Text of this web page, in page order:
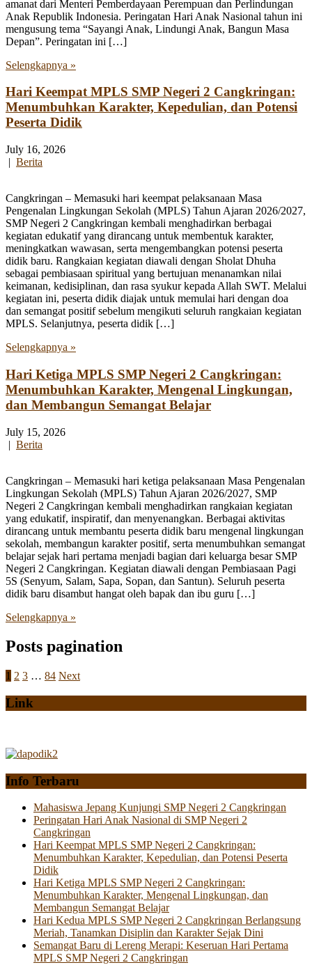
amanat dari Menteri Pemberdayaan Perempuan dan Perlindungan
Anak Republik Indonesia. Peringatan Hari Anak Nasional tahun ini
mengusung tema “Sayangi Anak, Lindungi Anak, Bangun Masa
Depan”. Peringatan ini […]
Selengkapnya »
Hari Keempat MPLS SMP Negeri 2 Cangkringan:
Menumbuhkan Karakter, Kepedulian, dan Potensi
Peserta Didik
July 16, 2026
| Berita
Cangkringan – Memasuki hari keempat pelaksanaan Masa
Pengenalan Lingkungan Sekolah (MPLS) Tahun Ajaran 2026/2027,
SMP Negeri 2 Cangkringan kembali menghadirkan berbagai
kegiatan edukatif yang dirancang untuk membentuk karakter,
meningkatkan wawasan, serta mengembangkan potensi peserta
didik baru. Rangkaian kegiatan diawali dengan Sholat Dhuha
sebagai pembiasaan spiritual yang bertujuan menanamkan nilai
keimanan, kedisiplinan, dan rasa syukur kepada Allah SWT. Melalui
kegiatan ini, peserta didik diajak untuk memulai hari dengan doa
dan semangat positif sebelum mengikuti seluruh rangkaian kegiatan
MPLS. Selanjutnya, peserta didik […]
Selengkapnya »
Hari Ketiga MPLS SMP Negeri 2 Cangkringan:
Menumbuhkan Karakter, Mengenal Lingkungan,
dan Membangun Semangat Belajar
July 15, 2026
| Berita
Cangkringan – Memasuki hari ketiga pelaksanaan Masa Pengenalan
Lingkungan Sekolah (MPLS) Tahun Ajaran 2026/2027, SMP
Negeri 2 Cangkringan kembali menghadirkan rangkaian kegiatan
yang edukatif, inspiratif, dan menyenangkan. Berbagai aktivitas
dirancang untuk membantu peserta didik baru mengenal lingkungan
sekolah, membangun karakter positif, serta menumbuhkan semangat
belajar sejak hari pertama menjadi bagian dari keluarga besar SMP
Negeri 2 Cangkringan. Kegiatan diawali dengan Pembiasaan Pagi
5S (Senyum, Salam, Sapa, Sopan, dan Santun). Seluruh peserta
didik baru disambut hangat oleh bapak dan ibu guru […]
Selengkapnya »
Posts pagination
1 2 3 … 84 Next
Link
Info Terbaru
Mahasiswa Jepang Kunjungi SMP Negeri 2 Cangkringan
Peringatan Hari Anak Nasional di SMP Negeri 2
Cangkringan
Hari Keempat MPLS SMP Negeri 2 Cangkringan:
Menumbuhkan Karakter, Kepedulian, dan Potensi Peserta
Didik
Hari Ketiga MPLS SMP Negeri 2 Cangkringan:
Menumbuhkan Karakter, Mengenal Lingkungan, dan
Membangun Semangat Belajar
Hari Kedua MPLS SMP Negeri 2 Cangkringan Berlangsung
Meriah, Tanamkan Disiplin dan Karakter Sejak Dini
Semangat Baru di Lereng Merapi: Keseruan Hari Pertama
MPLS SMP Negeri 2 Cangkringan